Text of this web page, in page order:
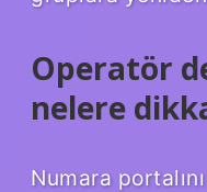
Operatör
nelere
Numara